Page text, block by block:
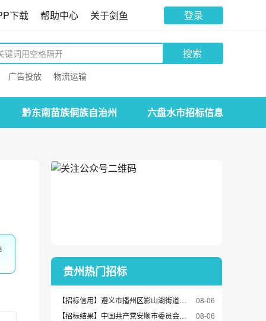
下载 帮助中心 关于剑鱼 登录
搜索
广告投放 物流运输
黔东南苗族侗族自治州 六盘水市招标信息
贵州热门招标
【招标信用】遵义市播州区影山湖街道办事处关于中性笔的网上超市采购项目合同履约验收公告
08-06
【招标结果】中国共产党安顺市委员会办公室关于室内除臭/芳香用品的网上超市采购项目成交公告
08-06